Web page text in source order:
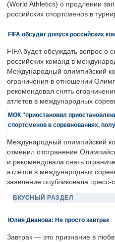
(World Athletics) о продлении
российских спортсменов в
FIFA обсудит допуск российских
FIFA будет обсуждать вопрос о
российских команд в
Международный олимпийский
ограничения в отношении
рекомендовал снять
атлетов в международных
МОК "приостановил
спортсменов в соревнованиях,
Международный олимпийский
отменил отстранение
и рекомендовала снять
атлетов в международных
заявление опубликовала
ВКУСНЫЙ РАЗДЕЛ
Юлия Дианова: Не просто завтрак
Завтрак — это признание в